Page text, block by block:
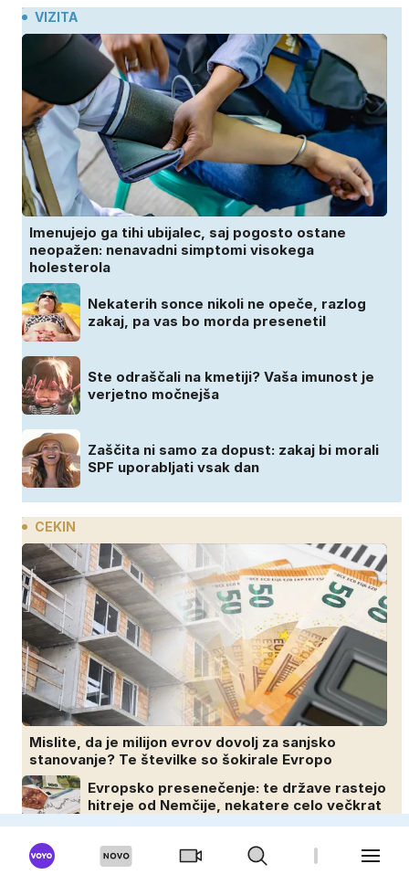
VIZITA
Imenujejo ga tihi ubijalec, saj pogosto ostane
neopažen: nenavadni simptomi visokega
holesterola
Nekaterih sonce nikoli ne opeče, razlog
zakaj, pa vas bo morda presenetil
Ste odraščali na kmetiji? Vaša imunost je
verjetno močnejša
Zaščita ni samo za dopust: zakaj bi morali
SPF uporabljati vsak dan
CEKIN
Mislite, da je milijon evrov dovolj za sanjsko
stanovanje? Te številke so šokirale Evropo
Evropsko presenečenje: te države rastejo
hitreje od Nemčije, nekatere celo večkrat
Boj za plaže: vse manj brezplačnih, za